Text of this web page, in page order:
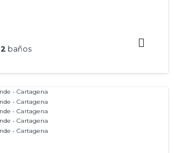
2 baños